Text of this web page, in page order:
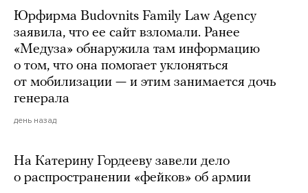
Юрфирма Budovnits Family Law Agency
заявила, что ее сайт взломали. Ранее
«Медуза» обнаружила там информацию
о том, что она помогает уклоняться
от мобилизации — и этим занимается дочь
генерала
день назад
На Катерину Гордееву завели дело
о распространении «фейков» об армии